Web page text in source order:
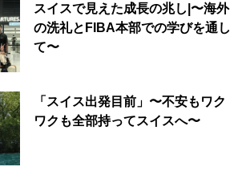
スイスで見えた成長の兆し|〜海外
の洗礼とFIBA本部での学びを通し
て〜
「スイス出発目前」〜不安もワク
ワクも全部持ってスイスへ〜